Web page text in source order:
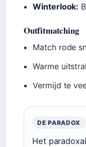
Winterlook:
Outfitmatching
Match rode
Warme
Vermijd te
DE PARADOX
Het